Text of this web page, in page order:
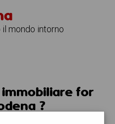
il mondo intorno
immobiliare for
?